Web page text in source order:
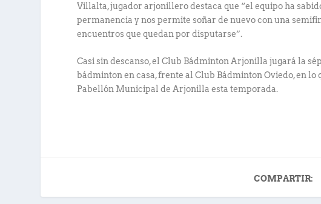
Villalta, jugador arjonillero destaca que “el equipo ha
permanencia y nos permite soñar de nuevo con una
encuentros que quedan por disputarse”.
Casi sin descanso, el Club Bádminton Arjonilla jugará la
bádminton en casa, frente al Club Bádminton Oviedo, en
Pabellón Municipal de Arjonilla esta temporada.
COMPARTIR: